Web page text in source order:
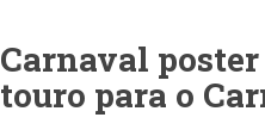
Carnaval
touro para o